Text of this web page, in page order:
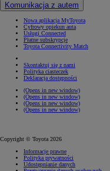
Komunikacja z autem
Nowa aplikacja MyToyota
Cyfrowy opiekun auta
Usługi Connected
Płatne subskrypcje
Toyota Connectivity Match
Skontaktuj się z nami
Polityka ciasteczek
Deklaracja dostępności
(Opens in new window)
(Opens in new window)
(Opens in new window)
(Opens in new window)
Copyright © Toyota 2026
Informacje prawne
Polityka prywatności
Udostępnianie danych